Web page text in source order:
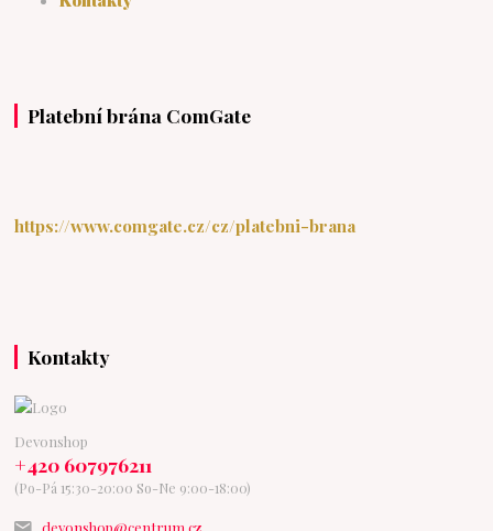
Platební brána ComGate
https://www.comgate.cz/cz/platebni-brana
Kontakty
Devonshop
+420 607976211
(Po-Pá 15:30-20:00 So-Ne 9:00-18:00)